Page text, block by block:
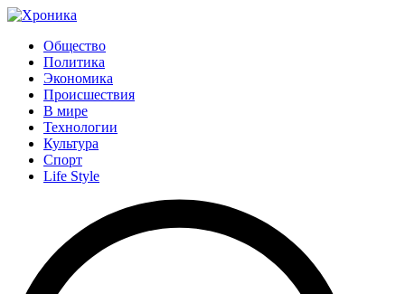
Общество
Политика
Экономика
Происшествия
В мире
Технологии
Культура
Спорт
Life Style